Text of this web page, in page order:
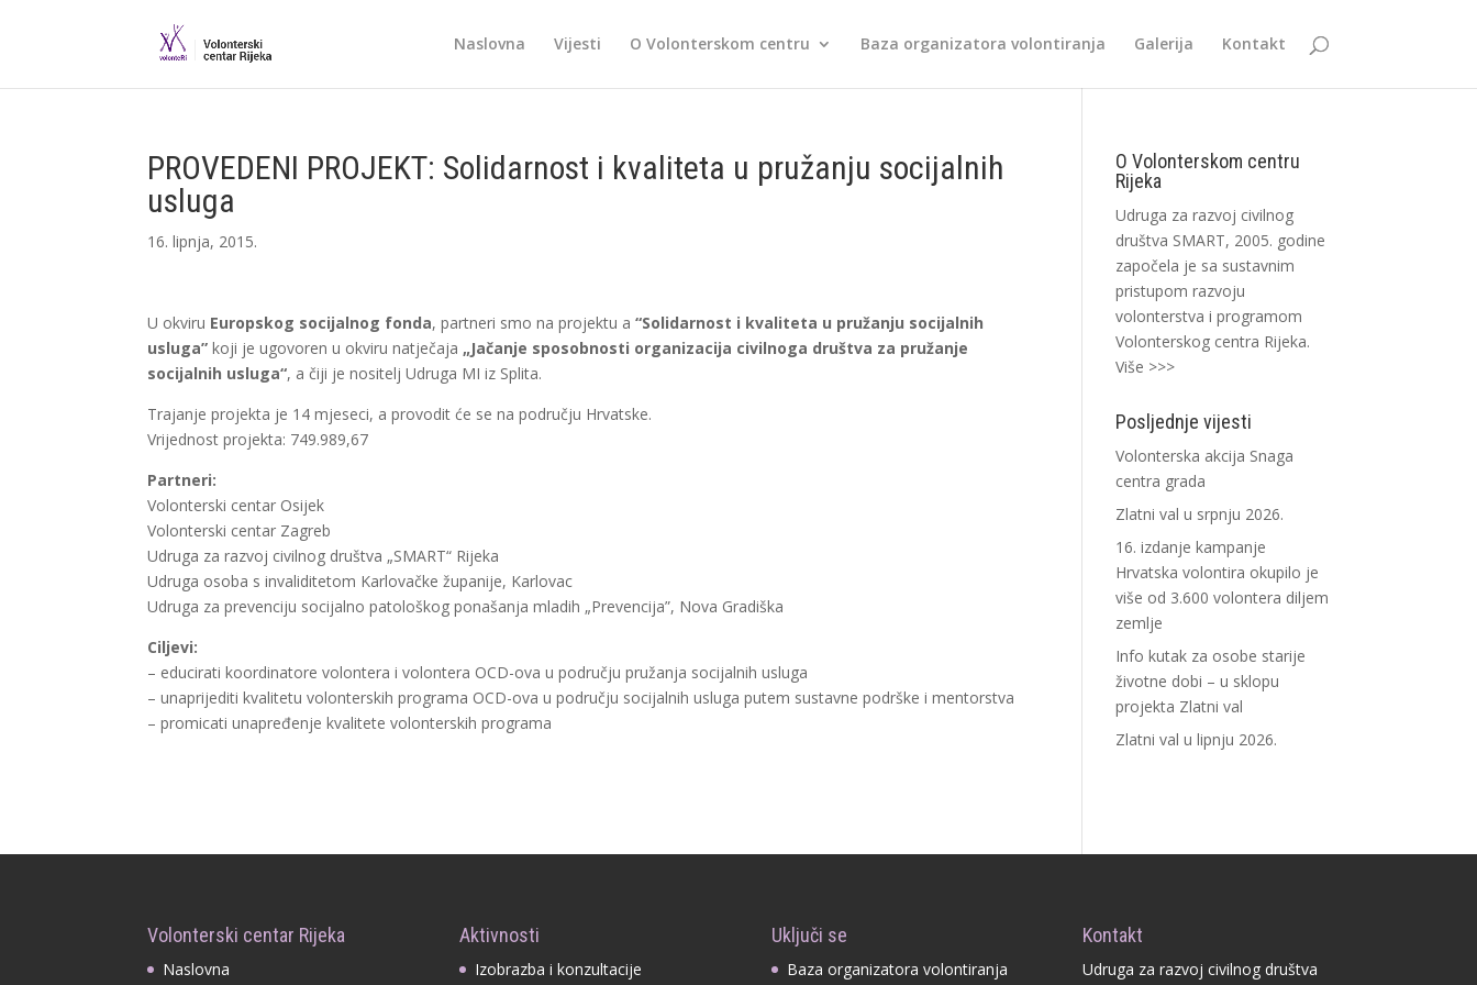
Naslovna Vijesti O Volonterskom centru Baza organizatora volontiranja Galerija Kontakt
PROVEDENI PROJEKT: Solidarnost i kvaliteta u pružanju socijalnih
usluga
16. lipnja, 2015.
U okviru Europskog socijalnog fonda, partneri smo na projektu a“Solidarnost i kvaliteta u pružanju socijalnih
usluga” koji je ugovoren u okviru natječaja „Jačanje sposobnosti organizacija civilnoga društva za pružanje
socijalnih usluga“, a čiji je nositelj Udruga MI iz Splita.
Trajanje projekta je 14 mjeseci, a provodit će se na području Hrvatske.
Vrijednost projekta: 749.989,67
Partneri:
Volonterski centar Osijek
Volonterski centar Zagreb
Udruga za razvoj civilnog društva „SMART“ Rijeka
Udruga osoba s invaliditetom Karlovačke županije, Karlovac
Udruga za prevenciju socijalno patološkog ponašanja mladih „Prevencija”, Nova Gradiška
Ciljevi:
– educirati koordinatore volontera i volontera OCD-ova u području pružanja socijalnih usluga
– unaprijediti kvalitetu volonterskih programa OCD-ova u području socijalnih usluga putem sustavne podrške i mentorstva
– promicati unapređenje kvalitete volonterskih programa
O Volonterskom centru
Rijeka
Udruga za razvoj civilnog
društva SMART, 2005. godine
započela je sa sustavnim
pristupom razvoju
volonterstva i programom
Volonterskog centra Rijeka.
Više >>>
Posljednje vijesti
Volonterska akcija Snaga
centra grada
Zlatni val u srpnju 2026.
16. izdanje kampanje
Hrvatska volontira okupilo je
više od 3.600 volontera diljem
zemlje
Info kutak za osobe starije
životne dobi – u sklopu
projekta Zlatni val
Zlatni val u lipnju 2026.
Volonterski centar Rijeka
Naslovna
Aktivnosti
Izobrazba i konzultacije
Uključi se
Baza organizatora volontiranja
Kontakt
Udruga za razvoj civilnog društva